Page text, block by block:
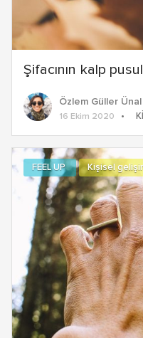
Şifacının kalp
Özlem Güller Ünal
16 Ekim 2020
FEEL UP Kişisel